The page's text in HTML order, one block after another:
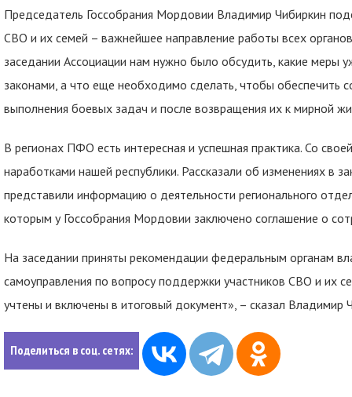
Председатель Госсобрания Мордовии Владимир Чибиркин
СВО и их семей – важнейшее направление работы всех
заседании Ассоциации нам нужно было обсудить, какие меры
законами, а что еще необходимо сделать, чтобы обеспечить
выполнения боевых задач и после возвращения их к мирной
В регионах ПФО есть интересная и успешная практика. Со
наработками нашей республики. Рассказали об изменениях в
представили информацию о деятельности регионального
которым у Госсобрания Мордовии заключено соглашение о
На заседании приняты рекомендации федеральным органам
самоуправления по вопросу поддержки участников СВО и их
учтены и включены в итоговый документ», – сказал Владимир
Поделиться в соц. сетях: